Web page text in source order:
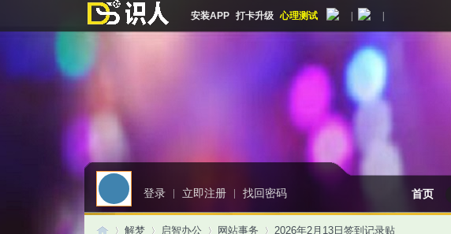
安装APP 打卡升级 心理测试
登录 | 立即注册 | 找回密码 首页
解梦 启智办公 网站事务 2026年2月13日签到记录贴